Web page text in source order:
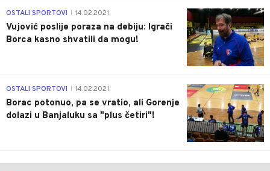
1
OSTALI SPORTOVI 14.02.2021.
Vujović poslije poraza na debiju: Igrači
Borca kasno shvatili da mogu!
3
OSTALI SPORTOVI 14.02.2021.
Borac potonuo, pa se vratio, ali Gorenje
dolazi u Banjaluku sa "plus četiri"!